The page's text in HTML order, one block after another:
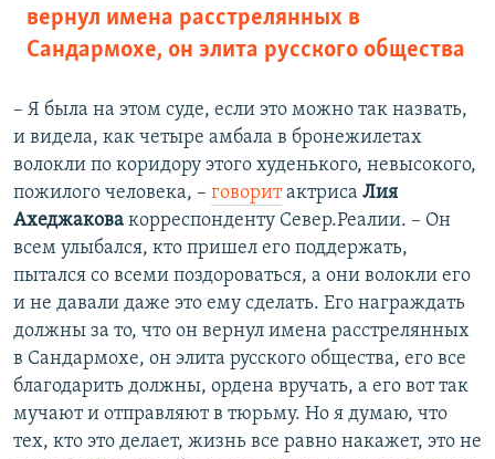
вернул имена расстрелянных в
Сандармохе, он элита русского общества
– Я была на этом суде, если это можно так назвать,
и видела, как четыре амбала в бронежилетах
волокли по коридору этого худенького, невысокого,
пожилого человека, – говоритактриса Лия
Ахеджакова корреспонденту Север.Реалии. – Он
всем улыбался, кто пришел его поддержать,
пытался со всеми поздороваться, а они волокли его
и не давали даже это ему сделать. Его награждать
должны за то, что он вернул имена расстрелянных
в Сандармохе, он элита русского общества, его все
благодарить должны, ордена вручать, а его вот так
мучают и отправляют в тюрьму. Но я думаю, что
тех, кто это делает, жизнь все равно накажет, это не